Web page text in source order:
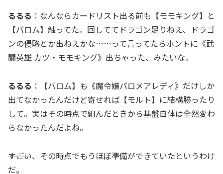
るるる ：なんならカードリスト出る前も【モモキング】と
【バロム】触ってた。回しててドラゴン足りねえ、ドラゴ
ンの侵略とか出ねえかな……って言ってたらホントに《武
闘英雄 カツ・モモキング》出ちゃった、みたいな。
るるる ：【バロム】も《魔令嬢バロメアレディ》だけしか
出てなかったんだけど寄せれば【モルト】に結構勝ったり
して。実はその時点で組んだときから基盤自体は全然変わ
らなかったんだよね。
―――すごい、その時点でもうほぼ準備ができていたというわけ
だ。